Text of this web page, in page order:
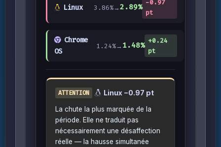
Linux 3.86%→2.89%
−0.97
pt
Chrome
OS
1.24%→ 1.48%
+0.24
pt
ATTENTION Linux −0.97 pt
La chute la plus marquée de la
période. Elle ne traduit pas
nécessairement une désaffection
réelle — la hausse simultanée